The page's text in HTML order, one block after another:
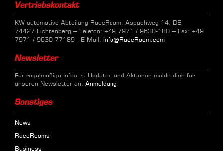
Vertriebskontakt
KW automotive Abteilung RaceRoom, Aspachweg 14, DE –
74427 Fichtenberg – Telefon: +49 7971 / 9630-180 – Fax: +49
7971 / 9630-77189 - E-Mail: info@RaceRoom.com
Newsletter
Für regelmäßige Infos zu Updates und Aktionen melde dich für
unseren Newsletter an: Anmeldung
Sonstiges
News
RaceRooms
Business